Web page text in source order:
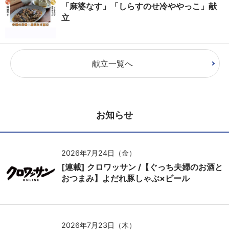
「麻婆なす」「しらすのせ冷ややっこ」献
立
献立一覧へ
お知らせ
2026年7月24日（金）
[連載] クロワッサン /【ぐっち夫婦のお酒と
おつまみ】よだれ豚しゃぶ×ビール
2026年7月23日（木）